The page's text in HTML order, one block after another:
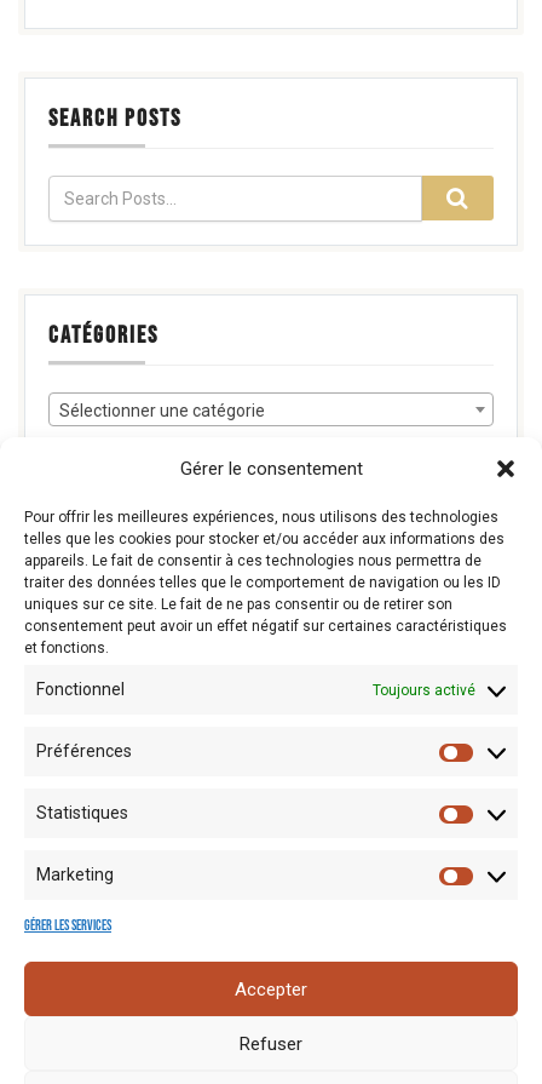
Gérer le consentement
Pour offrir les meilleures expériences, nous utilisons des technologies
telles que les cookies pour stocker et/ou accéder aux informations des
appareils. Le fait de consentir à ces technologies nous permettra de
traiter des données telles que le comportement de navigation ou les ID
uniques sur ce site. Le fait de ne pas consentir ou de retirer son
consentement peut avoir un effet négatif sur certaines caractéristiques
et fonctions.
Fonctionnel Toujours activé
Préférences
Statistiques
Marketing
Gérer les services
Accepter
Refuser
SEARCH POSTS
CATÉGORIES
Sélectionner une catégorie
RECHERCHE
Recherche